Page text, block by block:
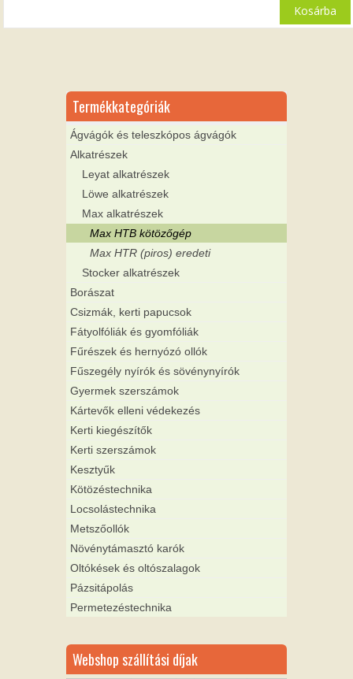
Kosárba
Termékkategóriák
Ágvágók és teleszkópos ágvágók
Alkatrészek
Leyat alkatrészek
Löwe alkatrészek
Max alkatrészek
Max HTB kötözőgép
Max HTR (piros) eredeti
Stocker alkatrészek
Borászat
Csizmák, kerti papucsok
Fátyolfóliák és gyomfóliák
Fűrészek és hernyózó ollók
Fűszegély nyírók és sövénynyírók
Gyermek szerszámok
Kártevők elleni védekezés
Kerti kiegészítők
Kerti szerszámok
Kesztyűk
Kötözéstechnika
Locsolástechnika
Metszőollók
Növénytámasztó karók
Oltókések és oltószalagok
Pázsitápolás
Permetezéstechnika
Webshop szállítási díjak